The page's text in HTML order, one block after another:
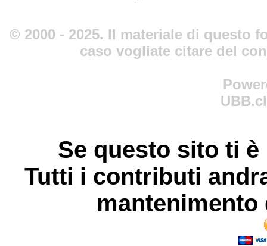
© 2000 - 2025. Il materiale di questo
caso vogliate citare del
Se questo sito ti
Tutti i contributi